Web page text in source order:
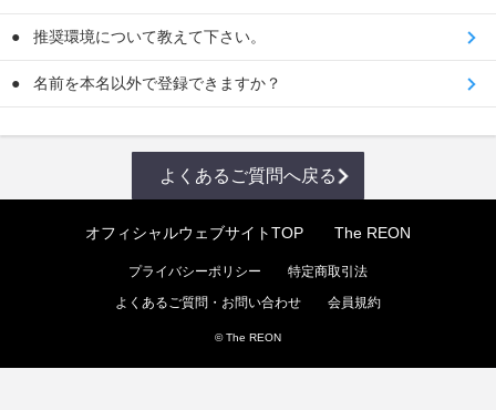
推奨環境について教えて下さい。
名前を本名以外で登録できますか？
よくあるご質問へ戻る
オフィシャルウェブサイトTOP The REON
プライバシーポリシー
特定商取引法
よくあるご質問・お問い合わせ
会員規約
© The REON